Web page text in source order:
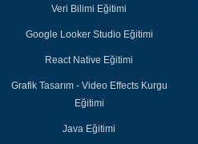
Veri Bilimi Eğitimi
Google Looker Studio Eğitimi
React Native Eğitimi
Grafik Tasarım - Video Effects Kurgu
Eğitimi
Java Eğitimi